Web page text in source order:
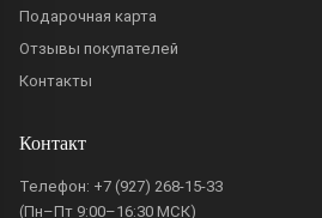
Подарочная карта
Отзывы покупателей
Контакты
Контакт
Телефон: +7 (927) 268-15-33
(Пн–Пт 9:00–16:30 МСК)